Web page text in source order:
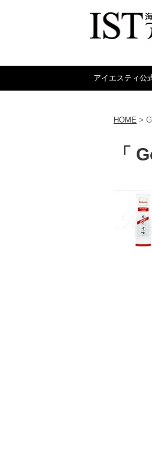
アイエスティ公
HOME >
「